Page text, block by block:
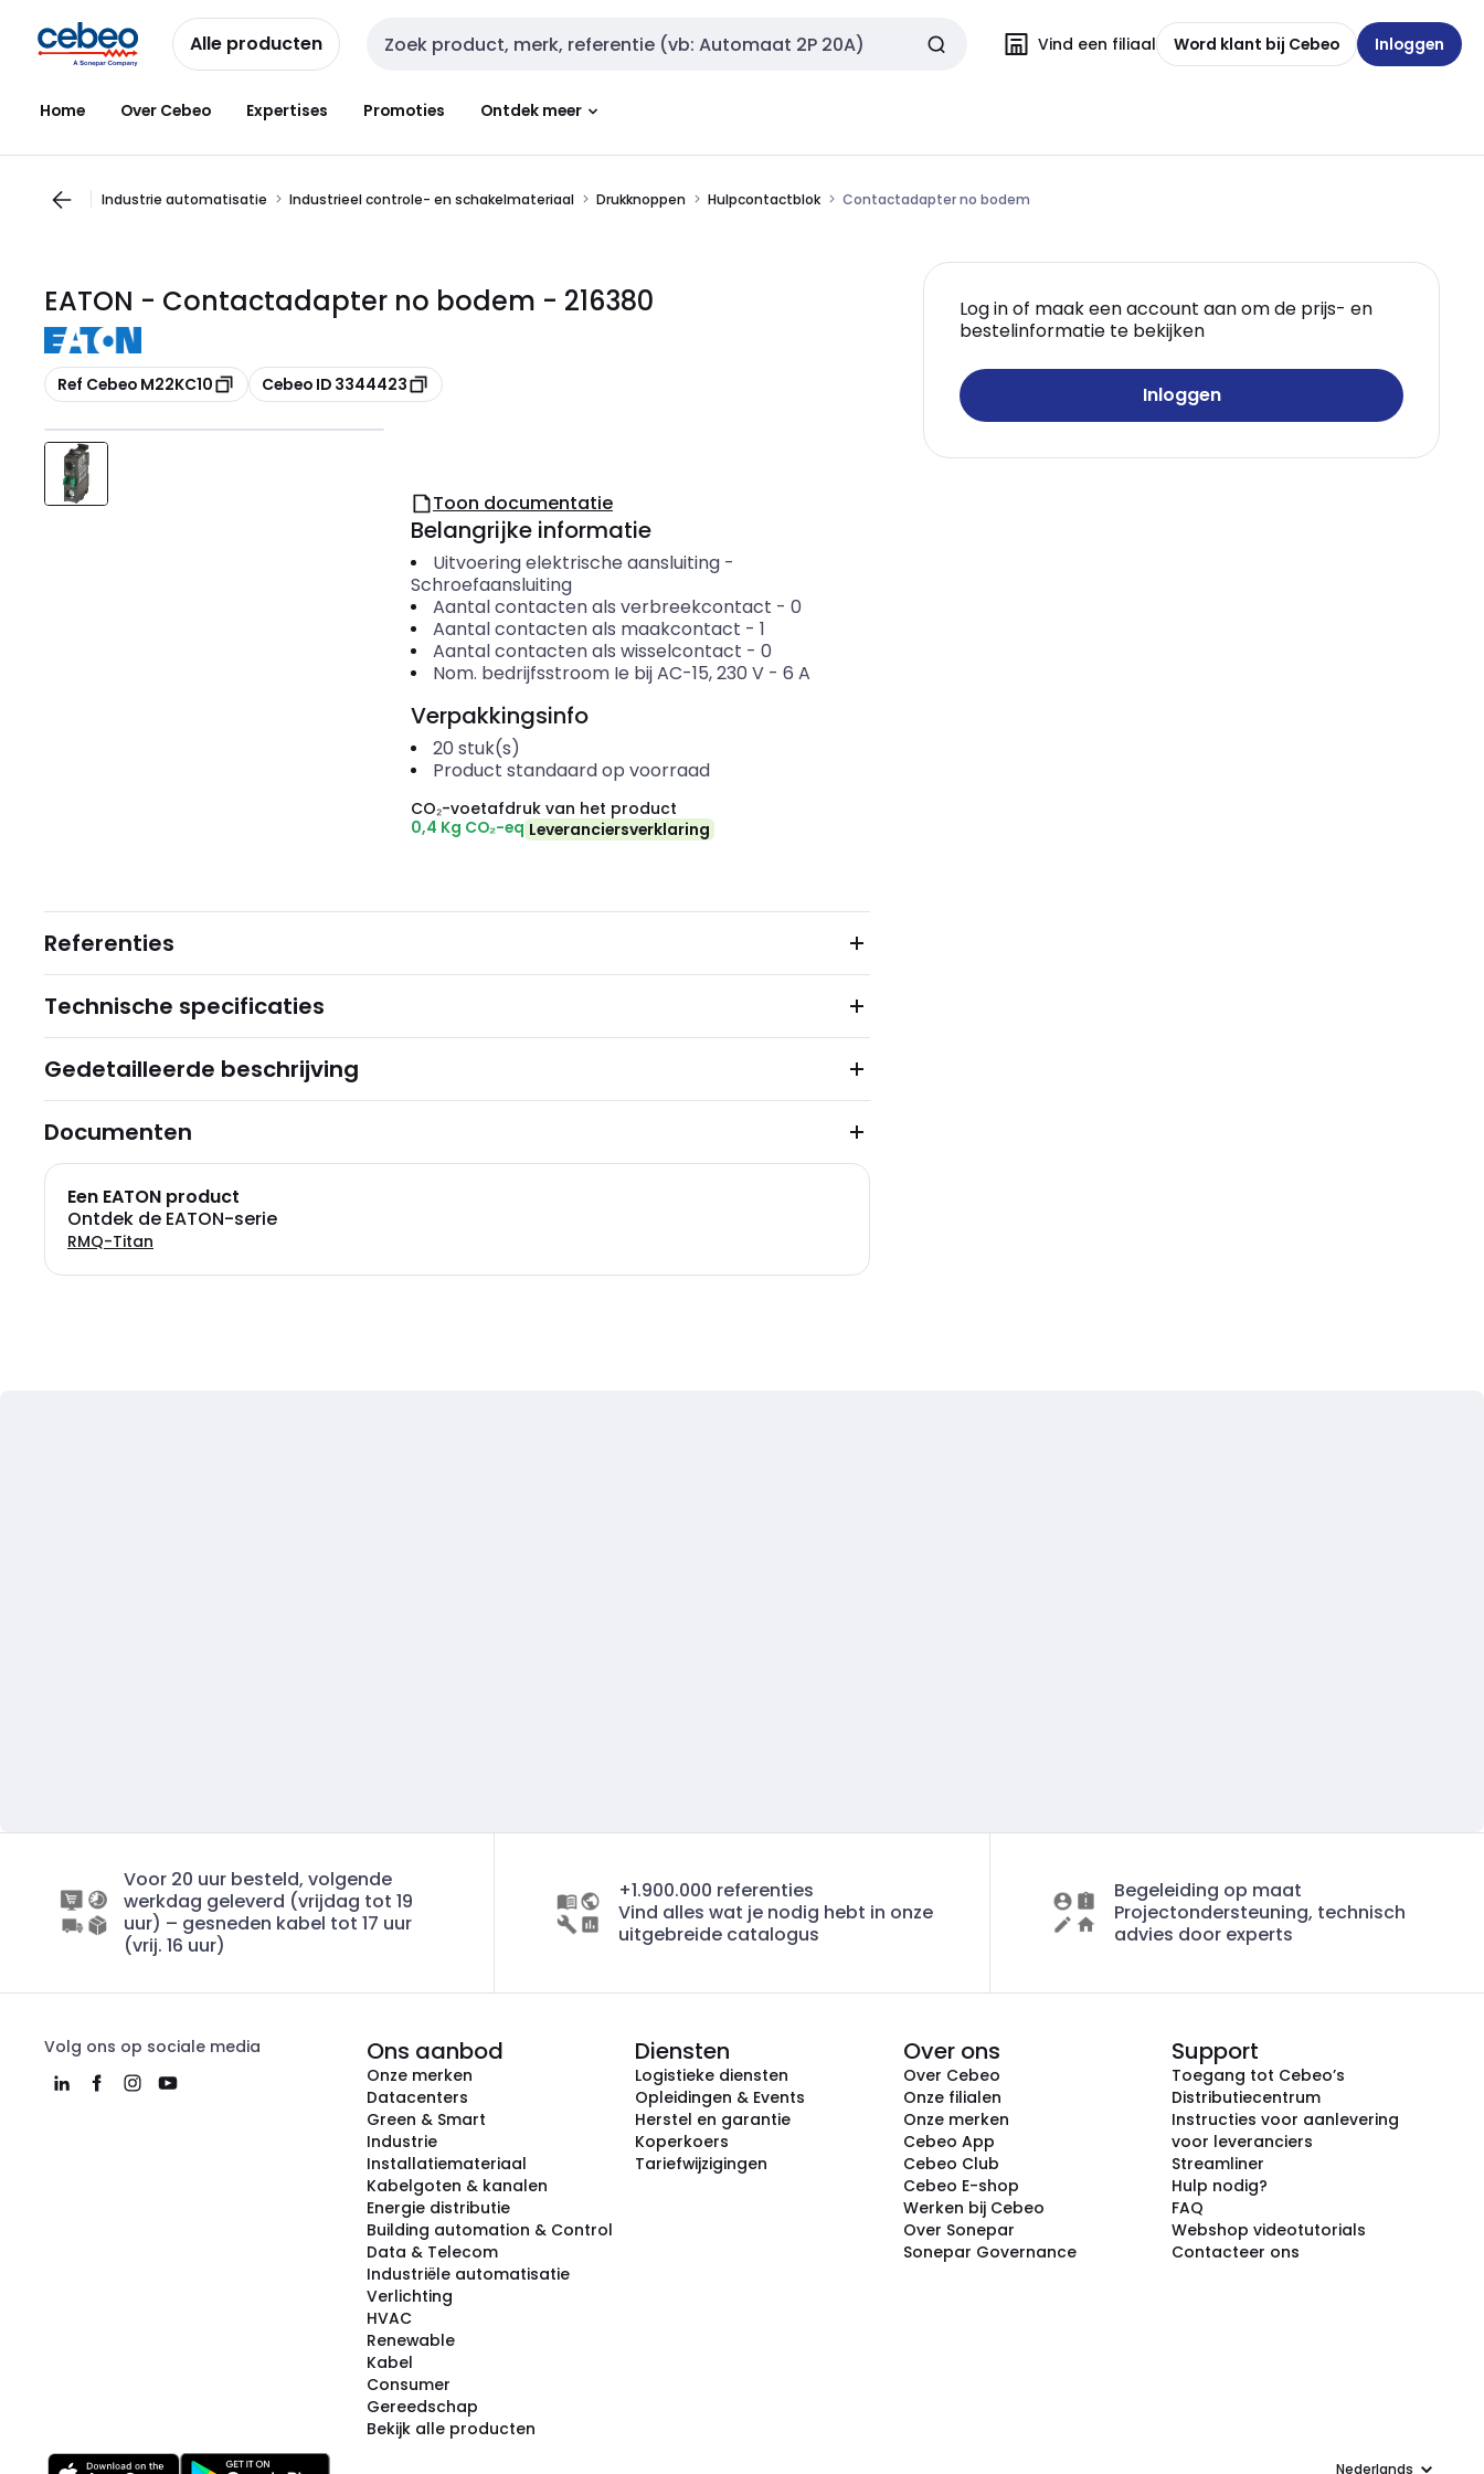
naar
navigatie
naar
inhoud
Alle producten Zoekveld invoer Vind een filiaal Word klant bij Cebeo Inloggen
Home Over Cebeo Expertises Promoties Ontdek meer
Industrie automatisatie Industrieel controle- en schakelmateriaal Drukknoppen Hulpcontactblok Contactadapter no bodem
EATON - Contactadapter no bodem - 216380
Kopiëren
Ref Cebeo M22KC10 Kopiëren
Cebeo ID 3344423
Log in of maak een account aan om de prijs- en
bestelinformatie te bekijken
Inloggen
Toon documentatie
Belangrijke informatie
Uitvoering elektrische aansluiting-
Schroefaansluiting
Aantal contacten als verbreekcontact - 0
Aantal contacten als maakcontact - 1
Aantal contacten als wisselcontact - 0
Nom. bedrijfsstroom Ie bij AC-15, 230 V- 6 A
Verpakkingsinfo
20 stuk(s)
Product standaard op voorraad
CO₂-voetafdruk van het product
0,4 Kg CO₂-eq Leveranciersverklaring
Referenties
Technische specificaties
Gedetailleerde beschrijving
Documenten
Een EATON product
Ontdek de EATON-serie
RMQ-Titan
Voor 20 uur besteld, volgende
werkdag geleverd (vrijdag tot 19
uur) – gesneden kabel tot 17 uur
(vrij. 16 uur)
+1.900.000 referenties
Vind alles wat je nodig hebt in onze
uitgebreide catalogus
Begeleiding op maat
Projectondersteuning, technisch
advies door experts
Volg ons op sociale media Ons aanbod
Onze merken
Datacenters
Green & Smart
Industrie
Installatiemateriaal
Kabelgoten & kanalen
Energie distributie
Building automation & Control
Data & Telecom
Industriële automatisatie
Verlichting
HVAC
Renewable
Kabel
Consumer
Gereedschap
Bekijk alle producten
Diensten
Logistieke diensten
Opleidingen & Events
Herstel en garantie
Koperkoers
Tariefwijzigingen
Over ons
Over Cebeo
Onze filialen
Onze merken
Cebeo App
Cebeo Club
Cebeo E-shop
Werken bij Cebeo
Over Sonepar
Sonepar Governance
Support
Toegang tot Cebeo’s
Distributiecentrum
Instructies voor aanlevering
voor leveranciers
Streamliner
Hulp nodig?
FAQ
Webshop videotutorials
Contacteer ons